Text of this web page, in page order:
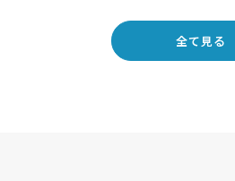
全て見る